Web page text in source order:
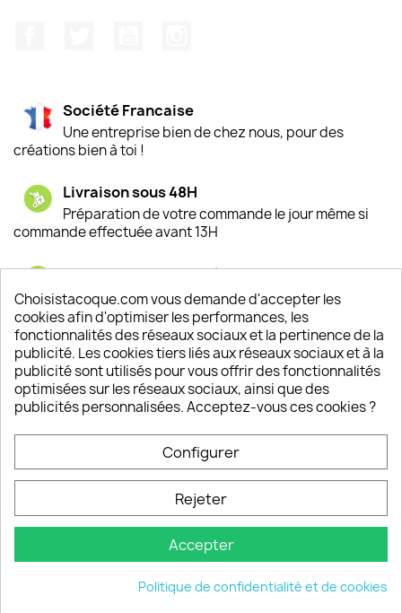
Société Francaise
Une entreprise bien de chez nous, pour des
créations bien à toi !
Livraison sous 48H
Préparation de votre commande le jour même si
commande effectuée avant 13H
Satisfaction de nos clients
Depuis 2009, entre 92% et 94% de nos clients
sont satisfaits de nos produits
Un SAV à votre écoute
Notre SAV est disponible 6/7J de 10h à 18H
keyboard_arrow_down
Choisistacoque.com vous demande d'accepter les
cookies afin d'optimiser les performances, les
fonctionnalités des réseaux sociaux et la pertinence de la
publicité. Les cookies tiers liés aux réseaux sociaux et à la
publicité sont utilisés pour vous offrir des fonctionnalités
optimisées sur les réseaux sociaux, ainsi que des
publicités personnalisées. Acceptez-vous ces cookies ?
Configurer
Rejeter
Accepter
Politique de confidentialité et de cookies